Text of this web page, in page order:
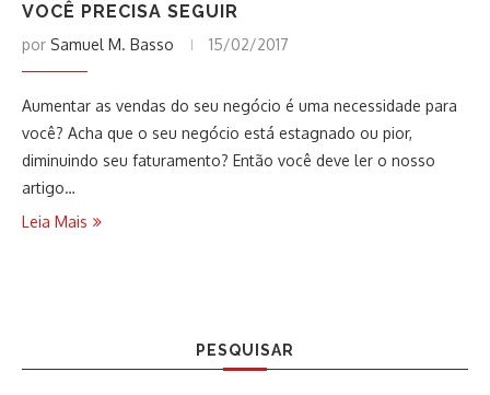
VOCÊ PRECISA SEGUIR
por Samuel M. Basso 15/02/2017
Aumentar as vendas do seu negócio é uma necessidade para
você? Acha que o seu negócio está estagnado ou pior,
diminuindo seu faturamento? Então você deve ler o nosso
artigo…
Leia Mais
PESQUISAR